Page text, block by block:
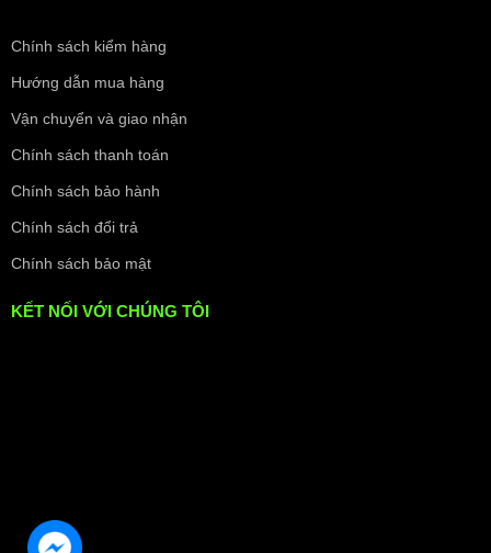
Chính sách kiểm hàng
Hướng dẫn mua hàng
Vận chuyển và giao nhận
Chính sách thanh toán
Chính sách bảo hành
Chính sách đổi trả
Chính sách bảo mật
KẾT NỐI VỚI CHÚNG TÔI